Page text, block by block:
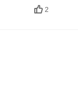
2